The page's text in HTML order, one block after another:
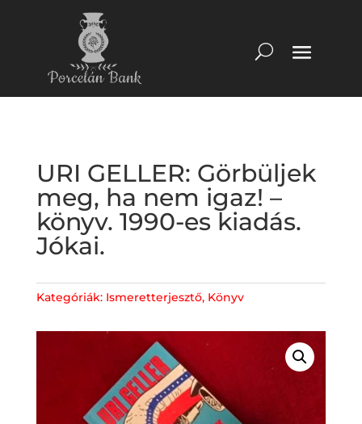
URI GELLER: Görbüljek
meg, ha nem igaz! –
könyv. 1990-es kiadás.
Jókai.
Kategóriák: Ismeretterjesztő, Könyv